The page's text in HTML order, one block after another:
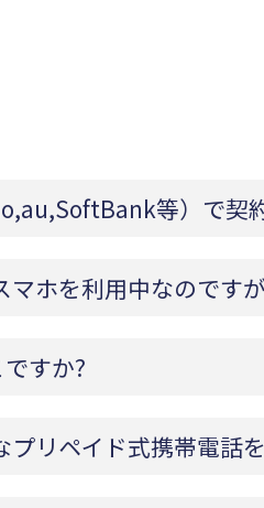
等）で契
マホを利用中なのです
すか?
プリペイド式携帯電話